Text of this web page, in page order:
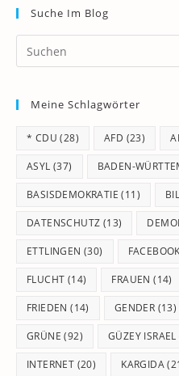
Suche Im Blog
Meine Schlagwörter
* CDU (28) AFD (23)
ASYL (37) BADEN-
BASISDEMOKRATIE (11)
DATENSCHUTZ (13)
ETTLINGEN (30) FACEBOOK
FLUCHT (14) FRAUEN (14)
FRIEDEN (14) GENDER (13)
GRÜNE (92) GÜZEY ISRAEL
INTERNET (20) KARGIDA